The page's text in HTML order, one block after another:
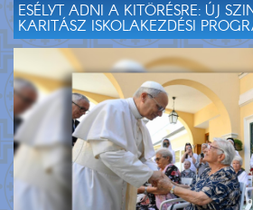
ESÉLYT ADNI A KITÖRÉSRE: ÚJ
KARITÁSZ ISKOLAKEZDÉSI